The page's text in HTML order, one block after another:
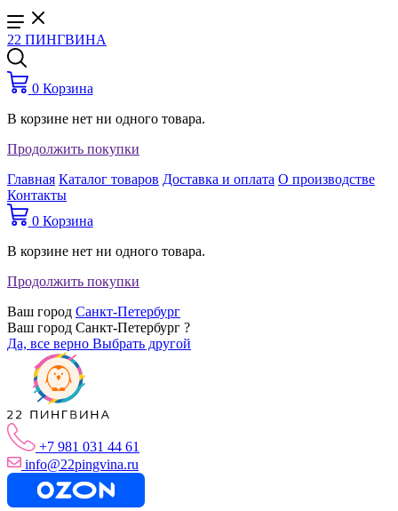
22 ПИНГВИНА
0 Корзина
В корзине нет ни одного товара.
Продолжить покупки
Главная Каталог товаров Доставка и оплата О производстве
Контакты
0 Корзина
В корзине нет ни одного товара.
Продолжить покупки
Ваш город Санкт-Петербург
Ваш город Санкт-Петербург ?
Да, все верно Выбрать другой
+7 981 031 44 61
info@22pingvina.ru